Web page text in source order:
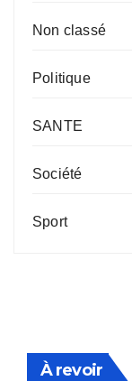
Non classé
Politique
SANTE
Société
Sport
À revoir